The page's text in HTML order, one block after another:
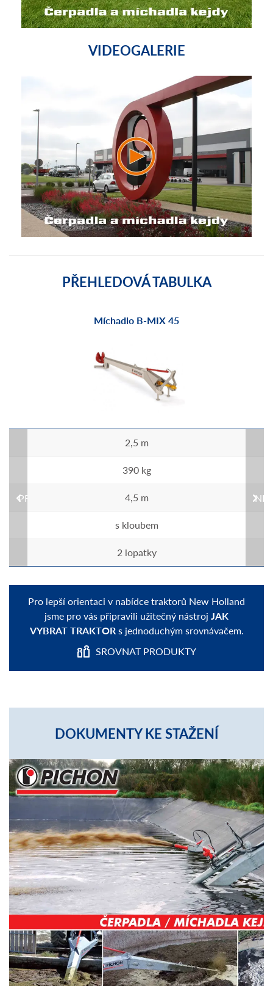
VIDEOGALERIE
PŘEHLEDOVÁ TABULKA
PREVIOUS
Míchadlo B-MIX 45
2,5 m
390 kg
4,5 m
s kloubem
2 lopatky
Pro lepší orientaci v nabídce traktorů New Holland
jsme pro vás připravili užitečný nástroj JAK
VYBRAT TRAKTORs jednoduchým srovnávačem.
SROVNAT PRODUKTY
DOKUMENTY KE STAŽENÍ